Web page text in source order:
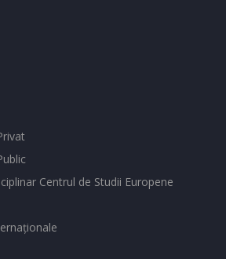
Centrul de Studii Europene